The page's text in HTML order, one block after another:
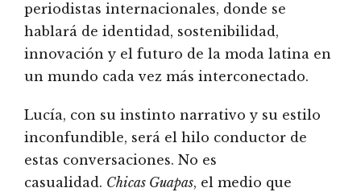
periodistas internacionales, donde se
hablará de identidad, sostenibilidad,
innovación y el futuro de la moda latina en
un mundo cada vez más interconectado.
Lucía, con su instinto narrativo y su estilo
inconfundible, será el hilo conductor de
estas conversaciones. No es
casualidad. Chicas Guapas, el medio que